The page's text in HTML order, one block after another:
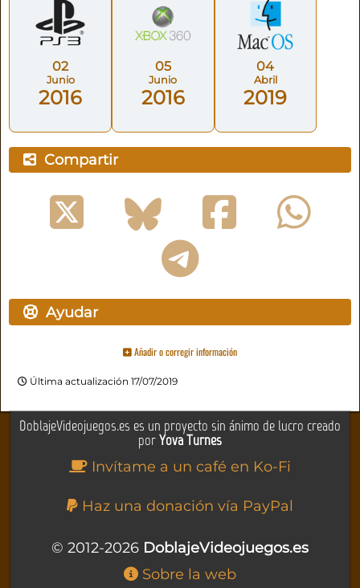
02
Junio
2016
05
Junio
2016
04
Abril
2019
Compartir
Ayudar
Añadir o corregir información
Última actualización 17/07/2019
DoblajeVideojuegos.es es un proyecto sin ánimo de lucro creado
porYova Turnes
Invítame a un café en Ko-Fi
Haz una donación vía PayPal
© 2012-2026 DoblajeVideojuegos.es
Sobre la web